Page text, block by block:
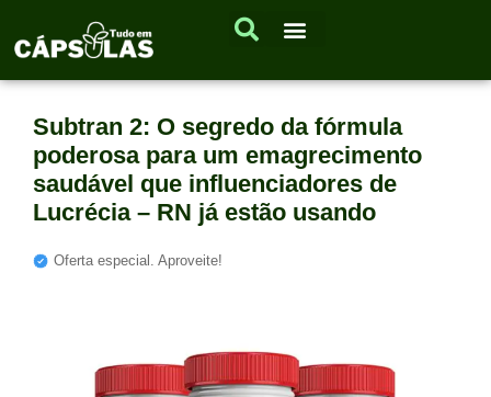
Subtran 2: O segredo da fórmula
poderosa para um emagrecimento
saudável que influenciadores de
Lucrécia – RN já estão usando
Oferta especial. Aproveite!